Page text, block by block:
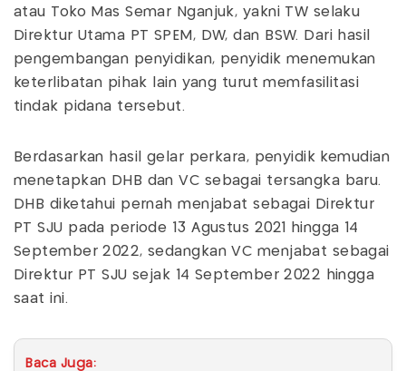
atau Toko Mas Semar Nganjuk, yakni TW selaku
Direktur Utama PT SPEM, DW, dan BSW. Dari hasil
pengembangan penyidikan, penyidik menemukan
keterlibatan pihak lain yang turut memfasilitasi
tindak pidana tersebut.
Berdasarkan hasil gelar perkara, penyidik kemudian
menetapkan DHB dan VC sebagai tersangka baru.
DHB diketahui pernah menjabat sebagai Direktur
PT SJU pada periode 13 Agustus 2021 hingga 14
September 2022, sedangkan VC menjabat sebagai
Direktur PT SJU sejak 14 September 2022 hingga
saat ini.
Baca Juga: